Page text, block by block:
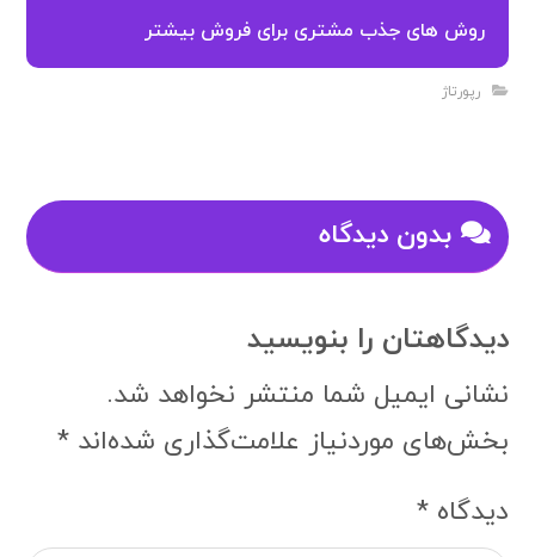
روش های جذب مشتری برای فروش بیشتر
رپورتاژ
بدون دیدگاه
دیدگاهتان را بنویسید
نشانی ایمیل شما منتشر نخواهد شد.
بخش‌های موردنیاز علامت‌گذاری شده‌اند*
دیدگاه*